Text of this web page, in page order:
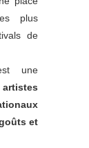
plus
de
une
et